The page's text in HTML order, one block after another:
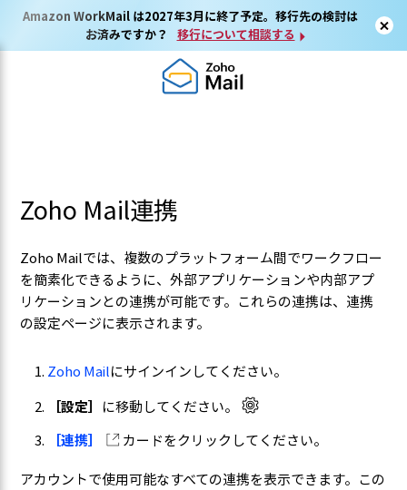
Amazon WorkMail は2027年3月に終了予定。移行先の検討は
お済みですか？
移行について相談する
Zoho Mail連携
Zoho Mailでは、複数のプラットフォーム間でワークフロー
を簡素化できるように、外部アプリケーションや内部アプ
リケーションとの連携が可能です。これらの連携は、連携
の設定ページに表示されます。
Zoho Mailにサインインしてください。
［設定］ に移動してください。
［連携］
カードをクリックしてください。
アカウントで使用可能なすべての連携を表示できます。この